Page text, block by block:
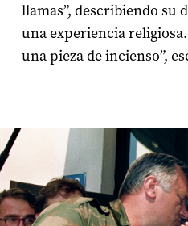
llamas”, describiendo su
una experiencia
una pieza de incienso”,